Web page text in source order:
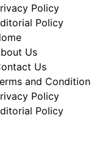
Policy
Policy
Us
Us
and Condition
Policy
Policy